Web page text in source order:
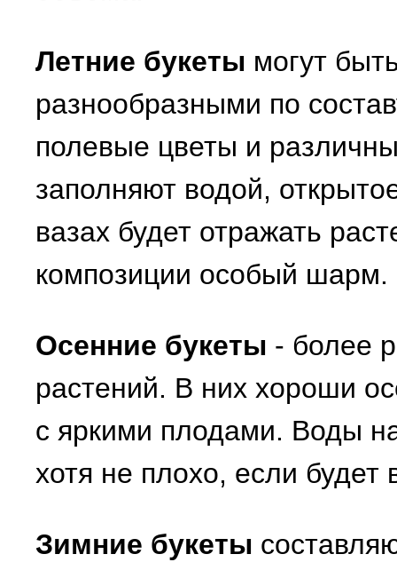
Летние букеты могут
разнообразными по
полевые цветы и
заполняют водой,
вазах будет отражать
композиции особый шарм.
Осенние букеты - более
растений. В них хороши
с яркими плодами. Воды
хотя не плохо, если будет
Зимние букеты